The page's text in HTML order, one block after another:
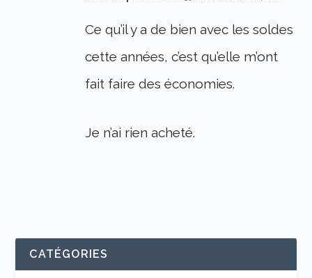
Ce qu’il y a de bien avec les soldes
cette années, c’est qu’elle m’ont
fait faire des économies.
Je n’ai rien acheté.
CATÉGORIES